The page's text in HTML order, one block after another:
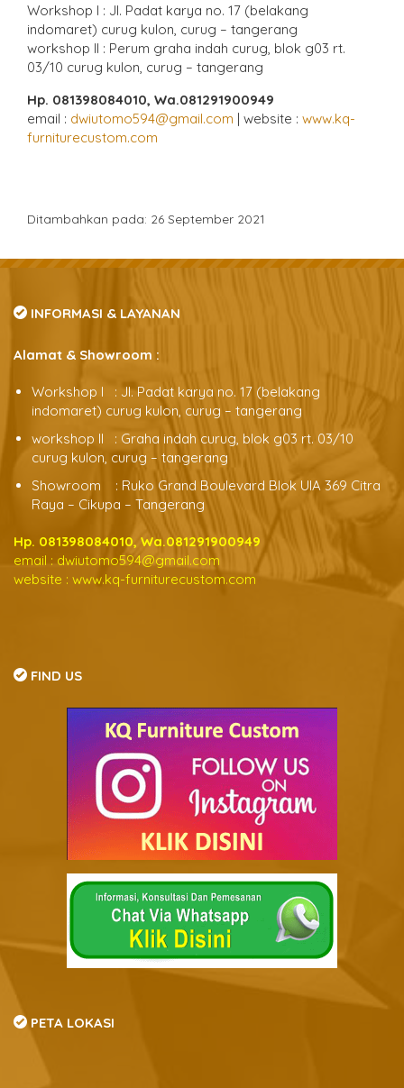
Workshop l : Jl. Padat karya no. 17 (belakang
indomaret) curug kulon, curug – tangerang
workshop ll : Perum graha indah curug, blok g03 rt.
03/10 curug kulon, curug – tangerang
Hp. 081398084010, Wa.081291900949
email : dwiutomo594@gmail.com | website : www.kq-
furniturecustom.com
Ditambahkan pada: 26 September 2021
INFORMASI & LAYANAN
Alamat & Showroom :
Workshop l : Jl. Padat karya no. 17 (belakang
indomaret) curug kulon, curug – tangerang
workshop ll : Graha indah curug, blok g03 rt. 03/10
curug kulon, curug – tangerang
Showroom : Ruko Grand Boulevard Blok UIA 369 Citra
Raya – Cikupa – Tangerang
Hp. 081398084010, Wa.081291900949
email : dwiutomo594@gmail.com
website : www.kq-furniturecustom.com
FIND US
PETA LOKASI